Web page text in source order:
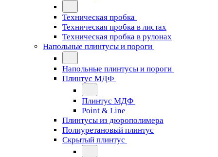
Техническая пробка
Техническая пробка в листах
Техническая пробка в рулонах
Напольные плинтусы и пороги
Напольные плинтусы и пороги
Плинтус МДФ
Плинтус МДФ
Point & Line
Плинтусы из дюрополимера
Полиуретановый плинтус
Скрытый плинтус